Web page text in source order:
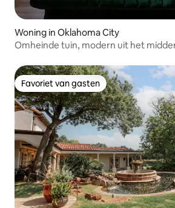
Woning in Oklahoma City
Omheinde tuin, modern uit het
Favoriet van gasten
Favoriet van gasten